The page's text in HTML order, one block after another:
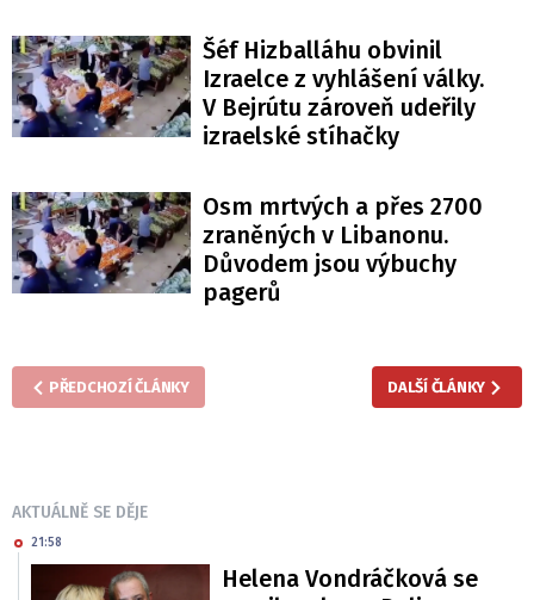
Šéf Hizballáhu obvinil
Izraelce z vyhlášení války.
V Bejrútu zároveň udeřily
izraelské stíhačky
Osm mrtvých a přes 2700
zraněných v Libanonu.
Důvodem jsou výbuchy
pagerů
PŘEDCHOZÍ ČLÁNKY DALŠÍ ČLÁNKY
AKTUÁLNĚ SE DĚJE
21:58
Helena Vondráčková se